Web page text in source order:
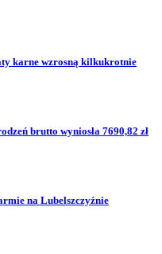
karne wzrosną kilkukrotnie
brutto wyniosła 7690,82 zł
na Lubelszczyźnie